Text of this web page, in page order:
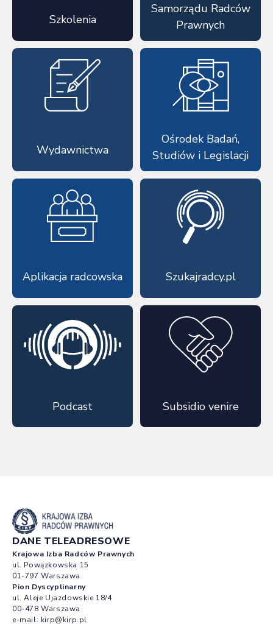
Szkolenia
Samorządu Radców
Prawnych
Wydawnictwa
Ośrodek Badań,
Studiów i Legislacji
Aplikacja radcowska Szukajradcy.pl
Podcast Subsidio venire
DANE TELEADRESOWE
Krajowa Izba Radców Prawnych
ul. Powązkowska 15
01-797 Warszawa
Pion Dyscyplinarny
ul. Aleje Ujazdowskie 18/4
00-478 Warszawa
e-mail: kirp@kirp.pl